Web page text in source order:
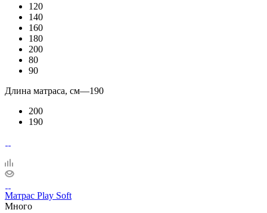
120
140
160
180
200
80
90
Длина матраса, см—190
200
190
Матрас Play Soft
Много